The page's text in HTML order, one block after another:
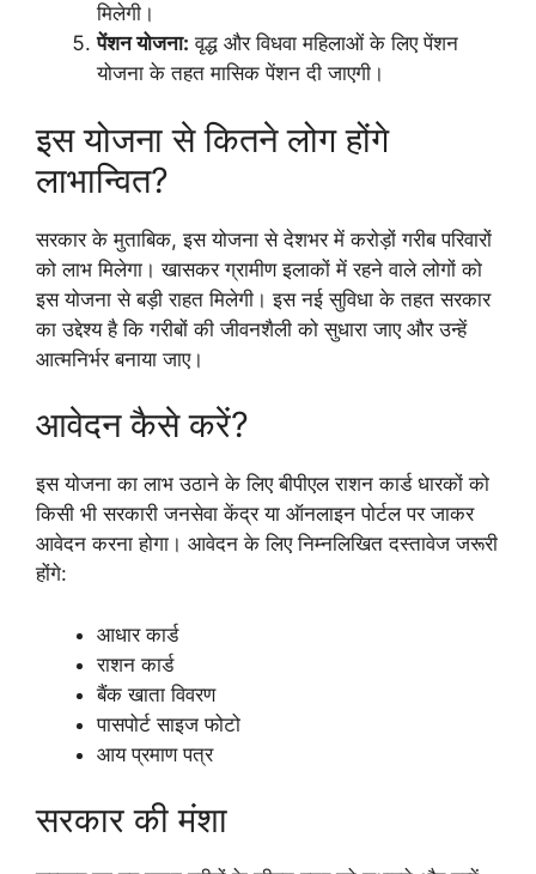
मिलेगी।
पेंशन योजना: वृद्ध और विधवा महिलाओं के लिए पेंशन
योजना के तहत मासिक पेंशन दी जाएगी।
इस योजना से कितने लोग होंगे
लाभान्वित?
सरकार के मुताबिक, इस योजना से देशभर में करोड़ों गरीब परिवारों
को लाभ मिलेगा। खासकर ग्रामीण इलाकों में रहने वाले लोगों को
इस योजना से बड़ी राहत मिलेगी। इस नई सुविधा के तहत सरकार
का उद्देश्य है कि गरीबों की जीवनशैली को सुधारा जाए और उन्हें
आत्मनिर्भर बनाया जाए।
आवेदन कैसे करें?
इस योजना का लाभ उठाने के लिए बीपीएल राशन कार्ड धारकों को
किसी भी सरकारी जनसेवा केंद्र या ऑनलाइन पोर्टल पर जाकर
आवेदन करना होगा। आवेदन के लिए निम्नलिखित दस्तावेज जरूरी
होंगे:
आधार कार्ड
राशन कार्ड
बैंक खाता विवरण
पासपोर्ट साइज फोटो
आय प्रमाण पत्र
सरकार की मंशा